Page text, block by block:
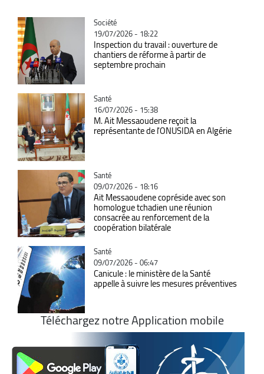
Catégorie
Société
19/07/2026 - 18:22
Inspection du travail : ouverture de
chantiers de réforme à partir de
septembre prochain
Catégorie
Santé
16/07/2026 - 15:38
M. Ait Messaoudene reçoit la
représentante de l'ONUSIDA en Algérie
Catégorie
Santé
09/07/2026 - 18:16
Ait Messaoudene copréside avec son
homologue tchadien une réunion
consacrée au renforcement de la
coopération bilatérale
Catégorie
Santé
09/07/2026 - 06:47
Canicule : le ministère de la Santé
appelle à suivre les mesures préventives
Téléchargez notre Application mobile